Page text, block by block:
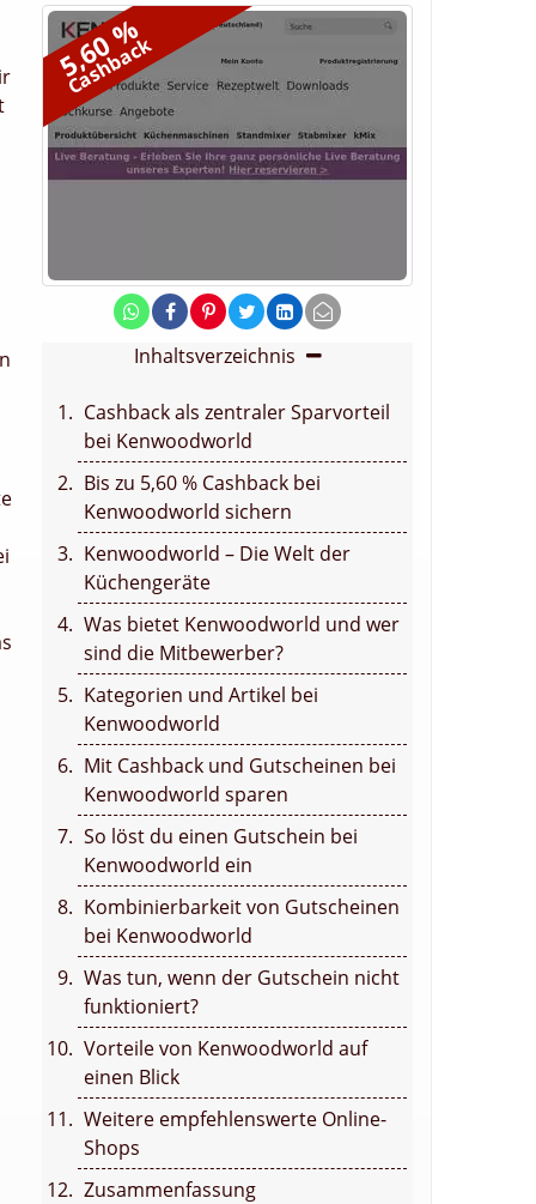
5,60 %
Cashback
Inhaltsverzeichnis
Cashback als zentraler Sparvorteil
bei Kenwoodworld
Bis zu 5,60 % Cashback bei
Kenwoodworld sichern
Kenwoodworld – Die Welt der
Küchengeräte
Was bietet Kenwoodworld und wer
sind die Mitbewerber?
Kategorien und Artikel bei
Kenwoodworld
Mit Cashback und Gutscheinen bei
Kenwoodworld sparen
So löst du einen Gutschein bei
Kenwoodworld ein
Kombinierbarkeit von Gutscheinen
bei Kenwoodworld
Was tun, wenn der Gutschein nicht
funktioniert?
Vorteile von Kenwoodworld auf
einen Blick
Weitere empfehlenswerte Online-
Shops
Zusammenfassung